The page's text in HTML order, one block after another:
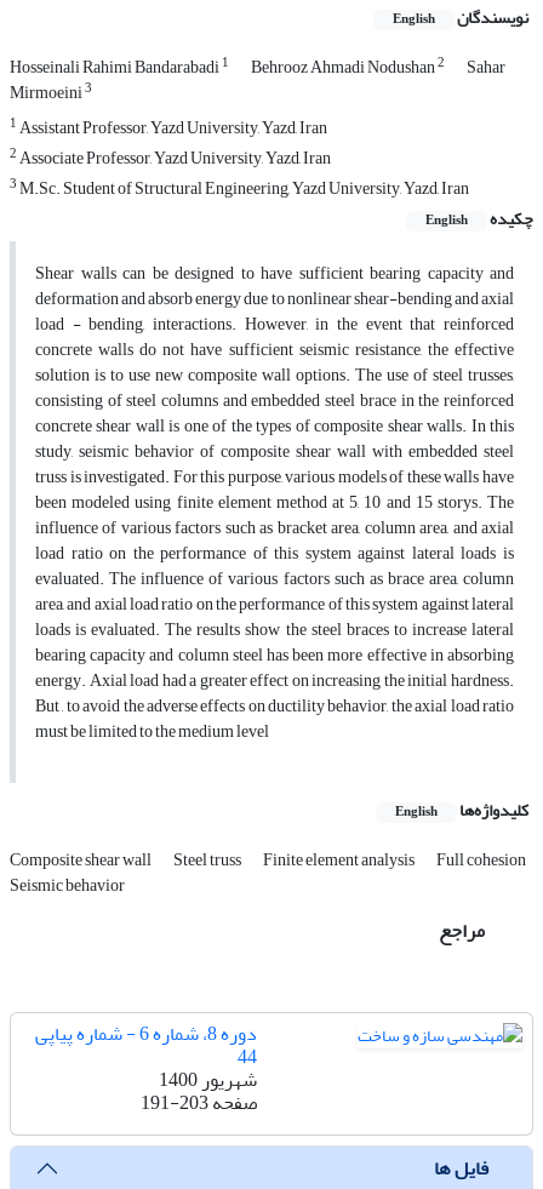
نویسندگان English
Hosseinali Rahimi Bandarabadi1 Behrooz Ahmadi Nodushan2 Sahar
Mirmoeini3
1Assistant Professor, Yazd University, Yazd, Iran
2Associate Professor, Yazd University, Yazd, Iran
3M.Sc. Student of Structural Engineering, Yazd University, Yazd, Iran
چکیده
English
Shear walls can be designed to have sufficient bearing capacity and
deformation and absorb energy due to nonlinear shear-bending and axial
load - bending, interactions. However, in the event that reinforced
concrete walls do not have sufficient seismic resistance, the effective
solution is to use new composite wall options. The use of steel trusses,
consisting of steel columns and embedded steel brace in the reinforced
concrete shear wall is one of the types of composite shear walls. In this
study, seismic behavior of composite shear wall with embedded steel
truss is investigated. For this purpose, various models of these walls have
been modeled using finite element method at 5, 10 and 15 storys. The
influence of various factors such as bracket area, column area, and axial
load ratio on the performance of this system against lateral loads is
evaluated. The influence of various factors such as brace area, column
area, and axial load ratio on the performance of this system against lateral
loads is evaluated. The results show the steel braces to increase lateral
bearing capacity and column steel has been more effective in absorbing
energy. Axial load had a greater effect on increasing the initial hardness.
But , to avoid the adverse effects on ductility behavior, the axial load ratio
must be limited to the medium level
کلیدواژه‌ها English
Composite shear wall Steel truss Finite element analysis Full cohesion
Seismic behavior
مراجع
دوره 8، شماره 6 - شماره پیاپی
44
شهریور 1400
صفحه191-203
فایل ها